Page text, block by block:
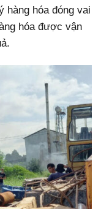
hàng hóa đóng vai
hóa được vận